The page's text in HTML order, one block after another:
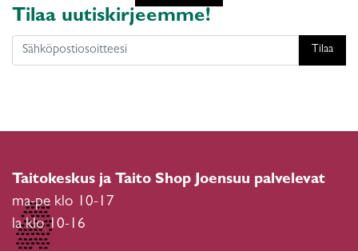
Tilaa uutiskirjeemme!
Tilaa
Taitokeskus ja Taito Shop Joensuu palvelevat
ma-pe klo 10-17
la klo 10-16